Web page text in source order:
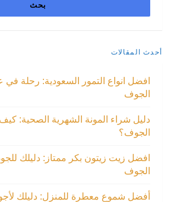
أحدث المقالات
افضل انواع التمور السعودية: رحلة في
الجوف
دليل شراء المونة الشهرية الصحية:
الجوف؟
افضل زيت زيتون بكر ممتاز: دليلك
الجوف
أفضل شموع معطرة للمنزل: دليلك